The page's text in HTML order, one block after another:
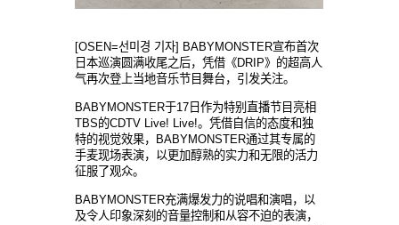
[OSEN=선미경 기자] BABYMONSTER宣布首次
日本巡演圆满收尾之后，凭借《DRIP》的超高人
气再次登上当地音乐节目舞台，引发关注。
BABYMONSTER于17日作为特别直播节目亮相
TBS的CDTV Live! Live!。凭借自信的态度和独
特的视觉效果，BABYMONSTER通过其专属的
手麦现场表演，以更加醇熟的实力和无限的活力
征服了观众。
BABYMONSTER充满爆发力的说唱和演唱，以
及令人印象深刻的音量控制和从容不迫的表演，